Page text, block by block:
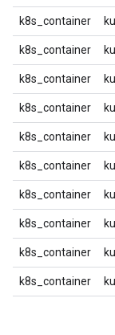
k8s_container
k8s_container
k8s_container
k8s_container
k8s_container
k8s_container
k8s_container
k8s_container
k8s_container
k8s_container